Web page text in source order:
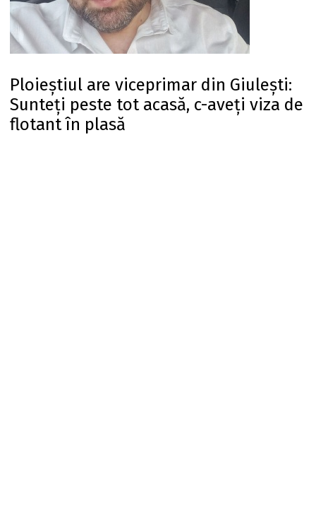
Ploieștiul are viceprimar din Giulești:
Sunteți peste tot acasă, c-aveți viza de
flotant în plasă